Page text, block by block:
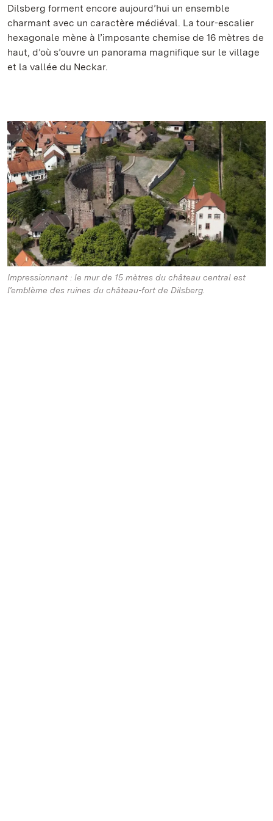
Dilsberg forment encore aujourd’hui un ensemble
charmant avec un caractère médiéval. La tour-escalier
hexagonale mène à l’imposante chemise de 16 mètres de
haut, d’où s’ouvre un panorama magnifique sur le village
et la vallée du Neckar.
Impressionnant : le mur de 15 mètres du château central est
l’emblème des ruines du château-fort de Dilsberg.